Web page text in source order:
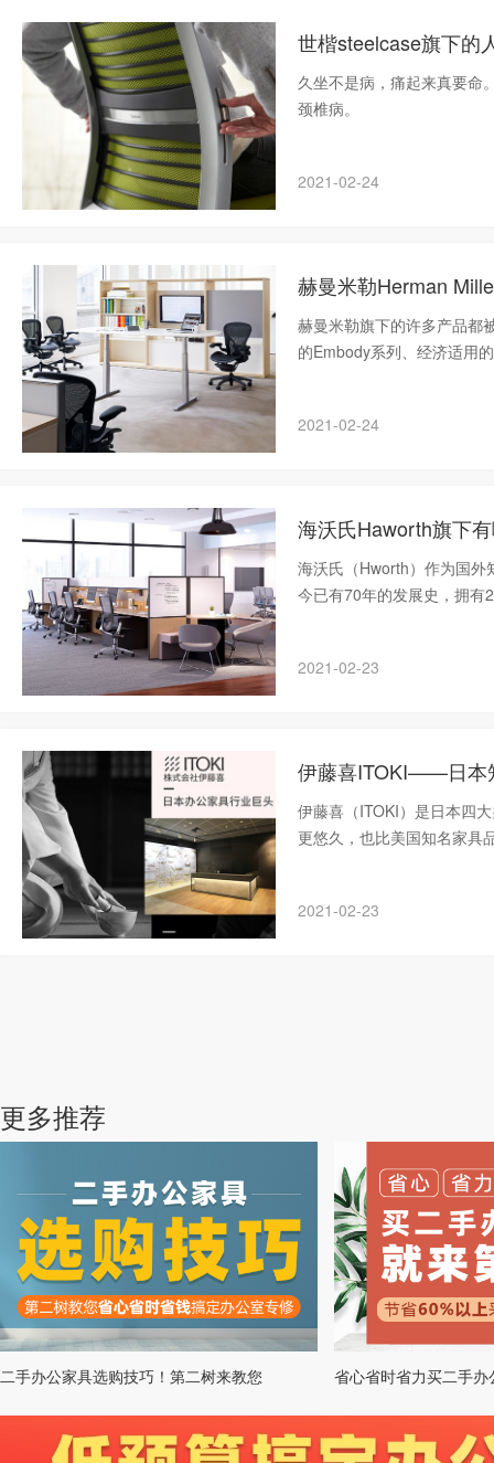
世楷steelcase旗下的
久坐不是病，痛起来真要命
颈椎病。
2021-02-24
赫曼米勒Herman
赫曼米勒旗下的许多产品都
的Embody系列、经济适用
2021-02-24
海沃氏Haworth旗下
海沃氏（Hworth）作为国
今已有70年的发展史，拥有
2021-02-23
伊藤喜ITOKI——日本
伊藤喜（ITOKI）是日本四
更悠久，也比美国知名家具
2021-02-23
更多推荐
二手办公家具选购技巧！第二树来教您 省心省时省力买二手